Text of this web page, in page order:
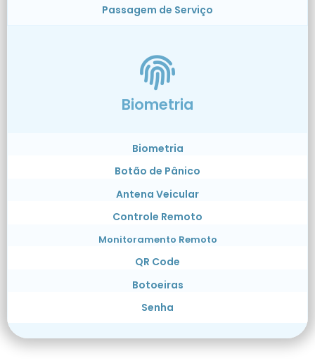
Passagem de Serviço
Biometria
Biometria
Botão de Pânico
Antena Veicular
Controle Remoto
Monitoramento Remoto
QR Code
Botoeiras
Senha